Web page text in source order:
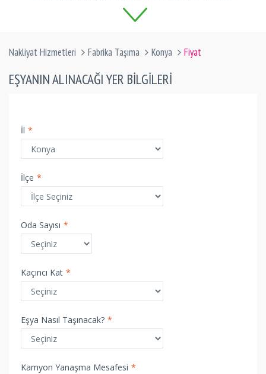
Nakliyat Hizmetleri Fabrika Taşıma Konya Fiyat
EŞYANIN ALINACAĞI YER BILGILERI
İl *
İlçe *
Oda Sayısı *
Kaçıncı Kat *
Eşya Nasıl Taşınacak? *
Kamyon Yanaşma Mesafesi *